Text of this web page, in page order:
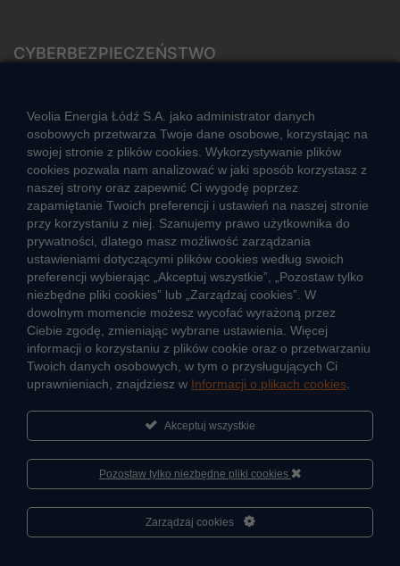
CYBERBEZPIECZEŃSTWO
CIEPŁO SYSTEMOWE
Zalety ciepła systemowego
Ciepło przez cały rok
Usługi okołociepłownicze
Informacje ciepła systemowego
JAK POWSTAJE CIEPŁO
ŹRÓDŁA CIEPŁA
Mapa sieci ciepłowniczej
KIERUNKI ROZWOJU SIECI CIEPŁOWNICZEJ
CO TO JEST KOGENERACJA
Veolia Energia Łódź S.A. jako administrator danych
osobowych przetwarza Twoje dane osobowe, korzystając na
swojej stronie z plików cookies. Wykorzystywanie plików
cookies pozwala nam analizować w jaki sposób korzystasz z
naszej strony oraz zapewnić Ci wygodę poprzez
zapamiętanie Twoich preferencji i ustawień na naszej stronie
przy korzystaniu z niej. Szanujemy prawo użytkownika do
prywatności, dlatego masz możliwość zarządzania
ustawieniami dotyczącymi plików cookies według swoich
preferencji wybierając „Akceptuj wszystkie”, „Pozostaw tylko
niezbędne pliki cookies” lub „Zarządzaj cookies”. W
dowolnym momencie możesz wycofać wyrażoną przez
Ciebie zgodę, zmieniając wybrane ustawienia. Więcej
informacji o korzystaniu z plików cookie oraz o przetwarzaniu
Twoich danych osobowych, w tym o przysługujących Ci
uprawnieniach, znajdziesz w Informacji o plikach cookies
Akceptuj wszystkie
Pozostaw tylko niezbędne pliki cookies
Zarządzaj cookiesCześć, porozmawiaj ze mną